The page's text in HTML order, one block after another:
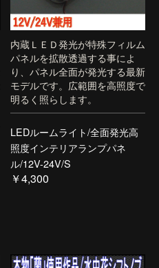
内蔵ＬＥＤ発光が特殊フィルム
パネルを拡散透過する事によ
り、パネル全面が発光する最新
モデルです。広範囲を高照度で
明るく照らします。
LEDルームライト/全面発光高
照度インテリアランプパネ
ル/12V-24V/S
￥4,300